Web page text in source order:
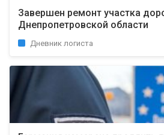
Завершен ремонт участка
Днепропетровской области
Дневник логиста